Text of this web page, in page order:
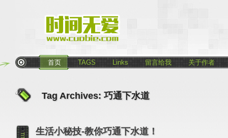
首页 TAGS Links 留言给我 关于作者
Tag Archives: 巧通下水道
生活小秘技-教你巧通下水道！